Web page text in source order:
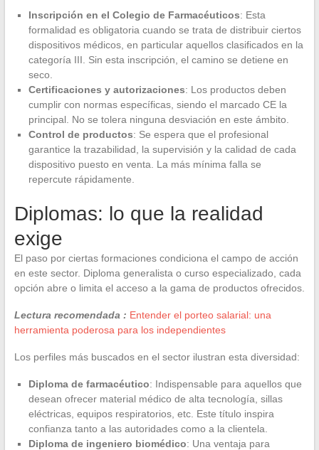
Inscripción en el Colegio de Farmacéuticos: Esta
formalidad es obligatoria cuando se trata de distribuir ciertos
dispositivos médicos, en particular aquellos clasificados en la
categoría III. Sin esta inscripción, el camino se detiene en
seco.
Certificaciones y autorizaciones: Los productos deben
cumplir con normas específicas, siendo el marcado CE la
principal. No se tolera ninguna desviación en este ámbito.
Control de productos: Se espera que el profesional
garantice la trazabilidad, la supervisión y la calidad de cada
dispositivo puesto en venta. La más mínima falla se
repercute rápidamente.
Diplomas: lo que la realidad
exige
El paso por ciertas formaciones condiciona el campo de acción
en este sector. Diploma generalista o curso especializado, cada
opción abre o limita el acceso a la gama de productos ofrecidos.
Lectura recomendada : Entender el porteo salarial: una
herramienta poderosa para los independientes
Los perfiles más buscados en el sector ilustran esta diversidad:
Diploma de farmacéutico: Indispensable para aquellos que
desean ofrecer material médico de alta tecnología, sillas
eléctricas, equipos respiratorios, etc. Este título inspira
confianza tanto a las autoridades como a la clientela.
Diploma de ingeniero biomédico: Una ventaja para